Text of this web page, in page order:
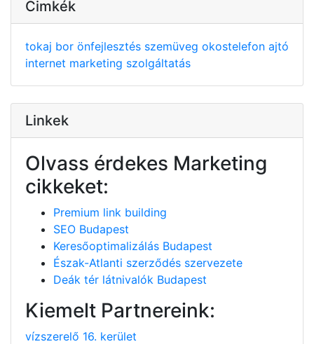
Cimkék
tokaj bor önfejlesztés szemüveg okostelefon ajtó
internet marketing szolgáltatás
Linkek
Olvass érdekes Marketing
cikkeket:
Premium link building
SEO Budapest
Keresőoptimalizálás Budapest
Észak-Atlanti szerződés szervezete
Deák tér látnivalók Budapest
Kiemelt Partnereink:
vízszerelő 16. kerület